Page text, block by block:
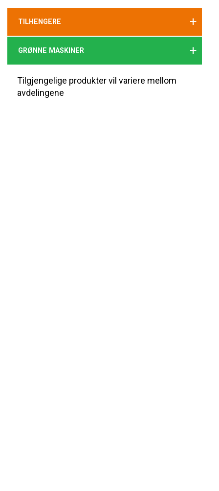
TILHENGERE +
GRØNNE MASKINER +
Tilgjengelige produkter vil variere mellom
avdelingene